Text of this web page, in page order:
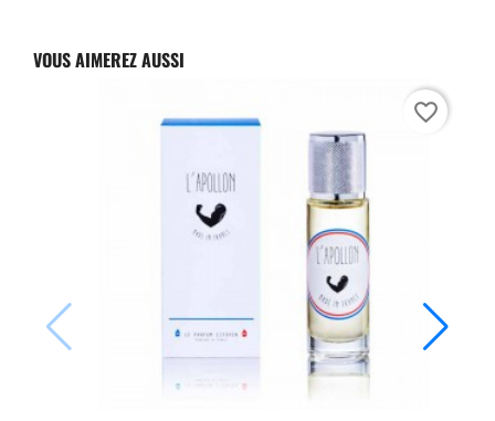
VOUS AIMEREZ AUSSI
favorite_border